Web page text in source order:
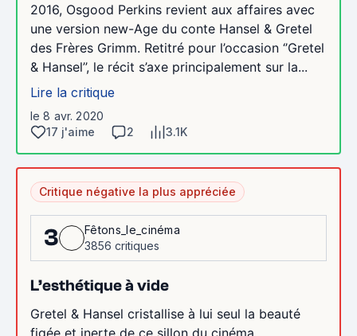
2016, Osgood Perkins revient aux affaires avec
une version new-Age du conte Hansel & Gretel
des Frères Grimm. Retitré pour l’occasion ‘’Gretel
& Hansel’’, le récit s’axe principalement sur la...
Lire la critique
le 8 avr. 2020
17 j'aime
2 3.1K
Critique négative la plus appréciée
3
Fêtons_le_cinéma
3856 critiques
L’esthétique à vide
Gretel & Hansel cristallise à lui seul la beauté
figée et inerte de ce sillon du cinéma